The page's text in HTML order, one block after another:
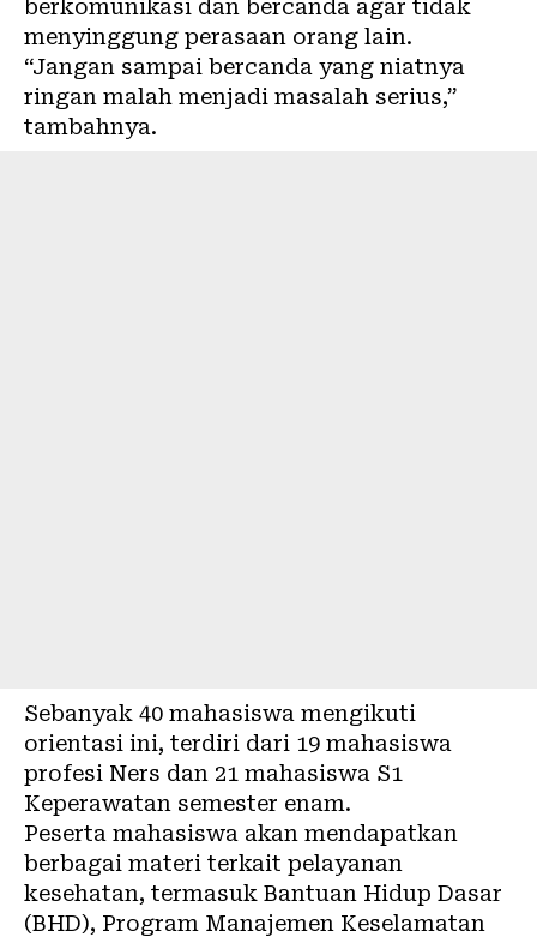
berkomunikasi dan bercanda agar tidak
menyinggung perasaan orang lain.
“Jangan sampai bercanda yang niatnya
ringan malah menjadi masalah serius,”
tambahnya.
Sebanyak 40 mahasiswa mengikuti
orientasi ini, terdiri dari 19 mahasiswa
profesi Ners dan 21 mahasiswa S1
Keperawatan semester enam.
Peserta mahasiswa akan mendapatkan
berbagai materi terkait pelayanan
kesehatan, termasuk Bantuan Hidup Dasar
(BHD), Program Manajemen Keselamatan